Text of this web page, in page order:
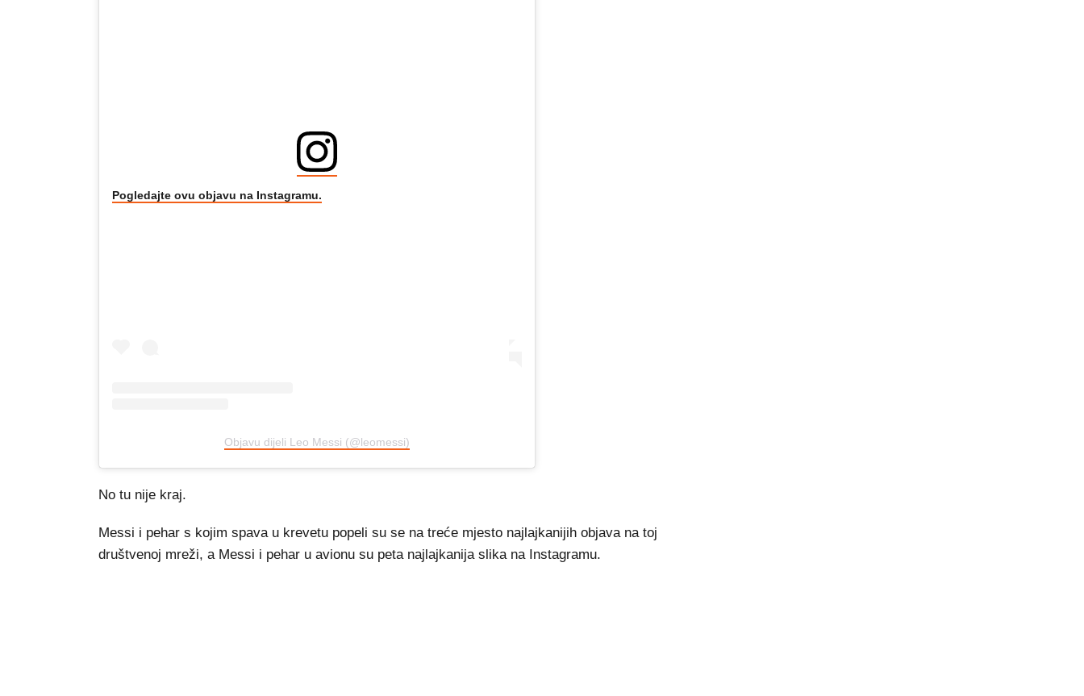
Pogledajte ovu objavu na Instagramu.
Objavu dijeli Leo Messi (@leomessi)
No tu nije kraj.
Messi i pehar s kojim spava u krevetu popeli su se na treće mjesto najlajkanijih objava na toj
društvenoj mreži, a Messi i pehar u avionu su peta najlajkanija slika na Instagramu.